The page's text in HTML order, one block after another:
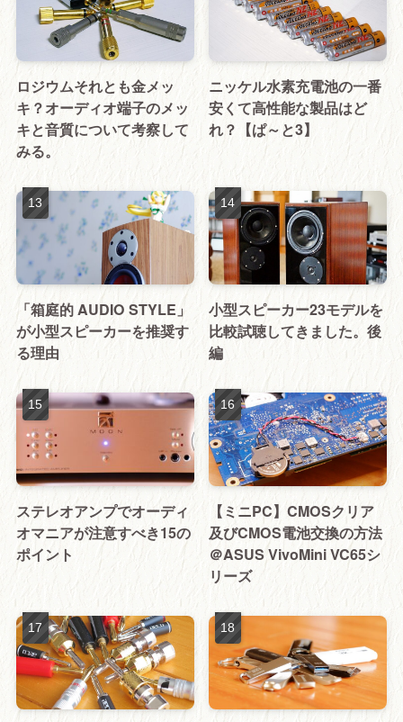
ロジウムそれとも金メッ
キ？オーディオ端子のメッ
キと音質について考察して
みる。
ニッケル水素充電池の一番
安くて高性能な製品はど
れ？【ぱ～と3】
「箱庭的 AUDIO STYLE」
が小型スピーカーを推奨す
る理由
小型スピーカー23モデルを
比較試聴してきました。後
編
ステレオアンプでオーディ
オマニアが注意すべき15の
ポイント
【ミニPC】CMOSクリア
及びCMOS電池交換の方法
＠ASUS VivoMini VC65シ
リーズ